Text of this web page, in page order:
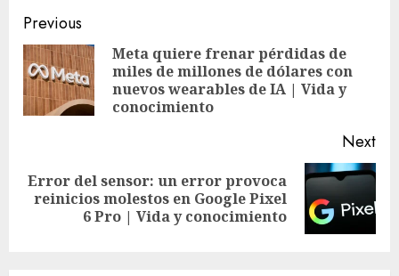
Previous
Meta quiere frenar pérdidas de
miles de millones de dólares con
nuevos wearables de IA | Vida y
conocimiento
Next
Error del sensor: un error provoca
reinicios molestos en Google Pixel
6 Pro | Vida y conocimiento